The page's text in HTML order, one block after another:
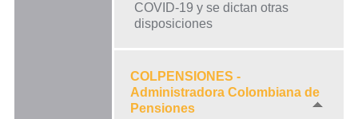
COVID-19 y se dictan otras
disposiciones
COLPENSIONES -
Administradora Colombiana de
Pensiones